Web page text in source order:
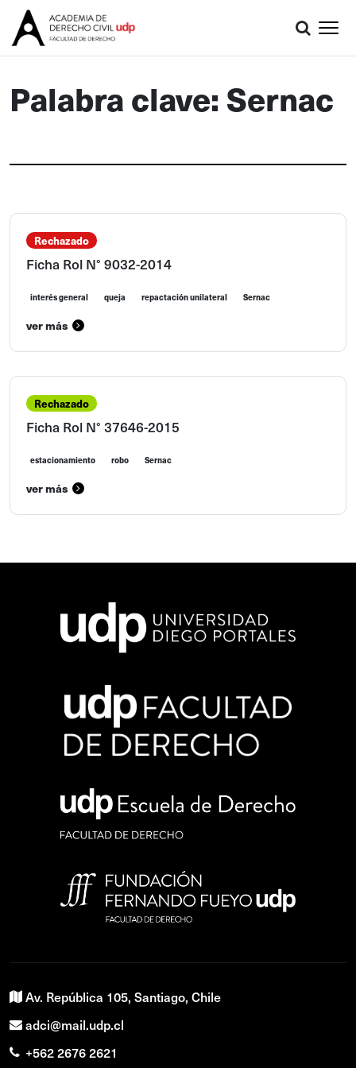
Palabra clave: Sernac
Rechazado
Ficha Rol N° 9032-2014
interés general queja repactación unilateral Sernac
ver más
Rechazado
Ficha Rol N° 37646-2015
estacionamiento robo Sernac
ver más
Av. República 105, Santiago, Chile
adci@mail.udp.cl
+562 2676 2621